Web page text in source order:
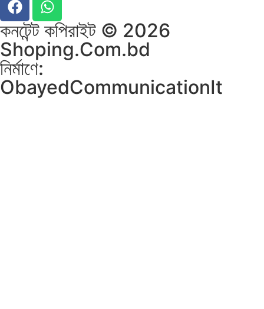
কনটেন্ট কপিরাইট © 2026
Shoping.Com.bd
নির্মাণে:
ObayedCommunicationIt